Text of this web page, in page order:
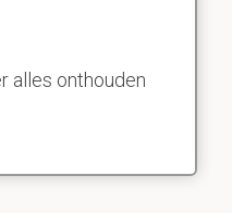
alles onthouden